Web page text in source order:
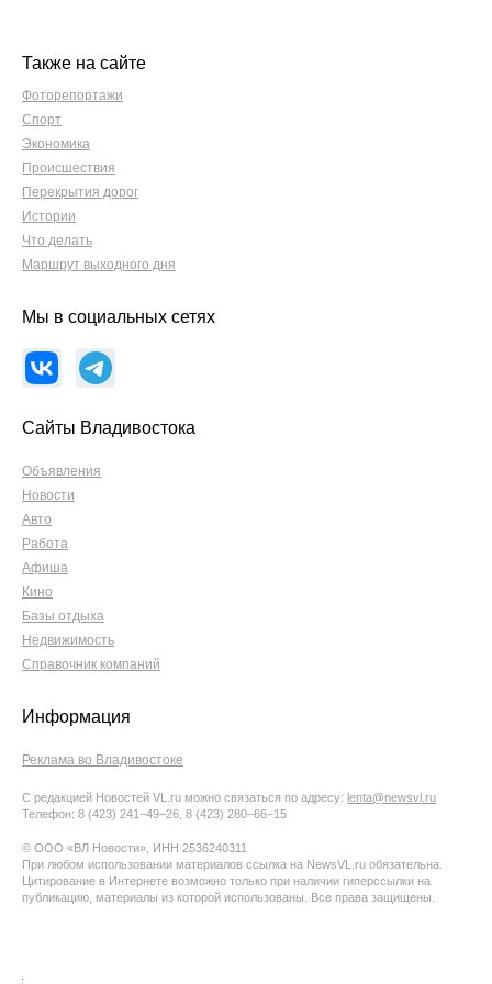
Также на сайте
Фоторепортажи
Спорт
Экономика
Происшествия
Перекрытия дорог
Истории
Что делать
Маршрут выходного дня
Мы в социальных сетях
Сайты Владивостока
Объявления
Новости
Авто
Работа
Афиша
Кино
Базы отдыха
Недвижимость
Справочник компаний
Информация
Реклама во Владивостоке
С редакцией Новостей VL.ru можно связаться по адресу: lenta@newsvl.ru
Телефон: 8 (423) 241−49−26, 8 (423) 280−66−15
© ООО «ВЛ Новости», ИНН 2536240311
При любом использовании материалов ссылка на NewsVL.ru обязательна.
Цитирование в Интернете возможно только при наличии гиперссылки на
публикацию, материалы из которой использованы. Все права защищены.